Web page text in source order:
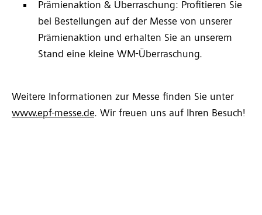
Prämienaktion & Überraschung: Profitieren Sie
bei Bestellungen auf der Messe von unserer
Prämienaktion und erhalten Sie an unserem
Stand eine kleine WM-Überraschung.
Weitere Informationen zur Messe finden Sie unter
www.epf-messe.de. Wir freuen uns auf Ihren Besuch!